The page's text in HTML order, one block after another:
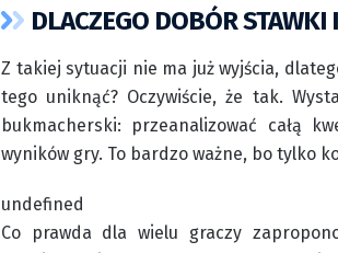
DLACZEGO DOBÓR STAWKI
Z takiej sytuacji nie ma już wyjścia,
tego uniknąć? Oczywiście, że tak.
bukmacherski: przeanalizować całą
wyników gry. To bardzo ważne, bo tylko
undefined
Co prawda dla wielu graczy